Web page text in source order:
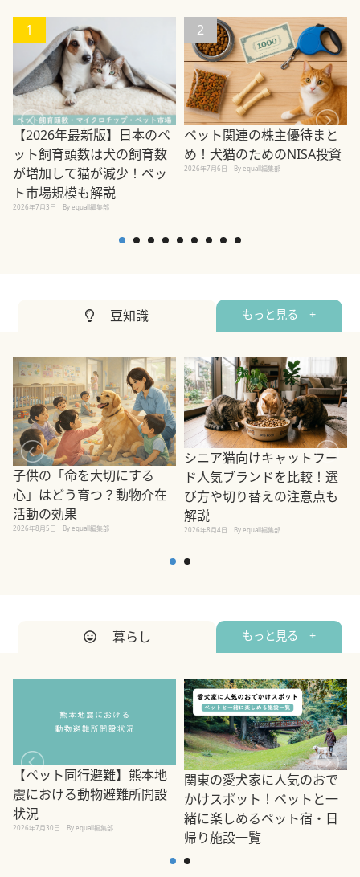
1
【2026年最新版】日本のペ
ット飼育頭数は犬の飼育数
が増加して猫が減少！ペッ
ト市場規模も解説
2026年7月3日 By equall編集部
2
ペット関連の株主優待まと
め！犬猫のためのNISA投資
2026年7月6日 By equall編集部
豆知識 もっと見る +
子供の「命を大切にする
心」はどう育つ？動物介在
活動の効果
2026年8月5日 By equall編集部
シニア猫向けキャットフー
ド人気ブランドを比較！選
び方や切り替えの注意点も
解説
2026年8月4日 By equall編集部
暮らし もっと見る +
【ペット同行避難】熊本地
震における動物避難所開設
状況
2026年7月30日 By equall編集部
関東の愛犬家に人気のおで
かけスポット！ペットと一
緒に楽しめるペット宿・日
帰り施設一覧